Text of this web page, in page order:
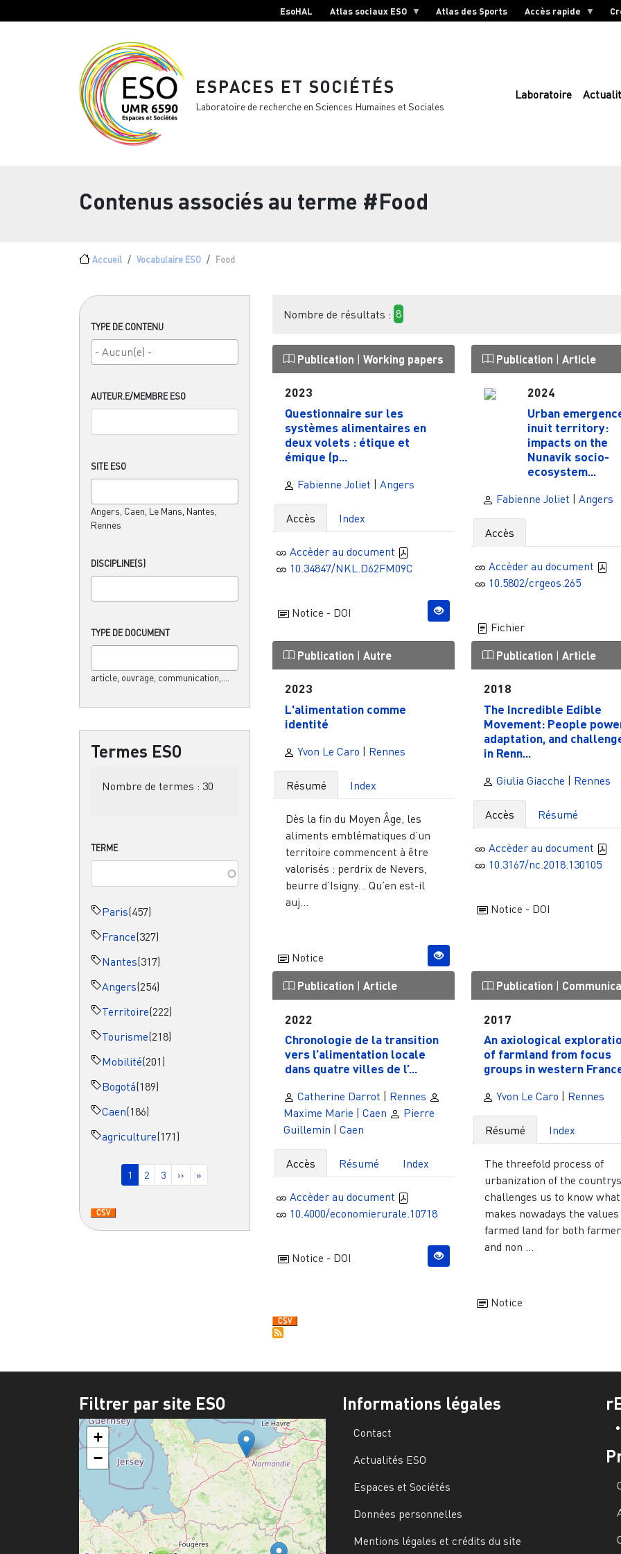
EsoHAL Atlas sociaux ESO Atlas des Sports Accès rapide
ESPACES ET SOCIÉTÉS
Laboratoire de recherche en Sciences Humaines et Sociales
Laboratoire
Contenus associés au terme #Food
Fil d'Ariane
Accueil Vocabulaire ESO Food
TYPE DE CONTENU
AUTEUR.E/MEMBRE ESO
SITE ESO
Angers, Caen, Le Mans, Nantes,
Rennes
DISCIPLINE(S)
TYPE DE DOCUMENT
article, ouvrage, communication,....
Termes ESO
Nombre de termes : 30
TERME
Paris(457)
France(327)
Nantes(317)
Angers(254)
Territoire(222)
Tourisme(218)
Mobilité(201)
Bogotá(189)
Caen(186)
agriculture(171)
Pagination
Page courante
1 Page
2 Page
3 Page suivante
›› Dernière page
»
Nombre de résultats : 8
Publication | Working papers
2023
Questionnaire sur les
systèmes alimentaires en
deux volets : étique et
émique (p...
Fabienne Joliet | Angers
Accès Index
Accèder au document
10.34847/NKL.D62FM09C
Notice - DOI
Publication | Article
2024
Urban
inuit territory:
impacts on the
Nunavik socio-
ecosystem...
Fabienne Joliet | Angers
Accès
Accèder au document
10.5802/crgeos.265
Fichier
Publication | Autre
2023
L'alimentation comme
identité
Yvon Le Caro | Rennes
Résumé Index
Dès la fin du Moyen Âge, les
aliments emblématiques d’un
territoire commencent à être
valorisés : perdrix de Nevers,
beurre d’Isigny… Qu’en est-il
auj...
Notice
Publication | Article
2018
The Incredible Edible
Movement: People
adaptation, and
in Renn...
Giulia Giacche | Rennes
Accès Résumé
Accèder au document
10.3167/nc.2018.130105
Notice - DOI
Publication | Article
2022
Chronologie de la transition
vers l’alimentation locale
dans quatre villes de l’...
Catherine Darrot
Rennes
Maxime Marie
Caen
Pierre
Guillemin
Caen
Accès Résumé Index
Accèder au document
10.4000/economierurale.10718
Notice - DOI
Publication |
2017
An axiological
of farmland from focus
groups in western
Yvon Le Caro Rennes
Résumé Index
The threefold process of
urbanization of the
challenges us to know what
makes nowadays the
farmed land for both
and non ...
Notice
Filtrer par site ESO
+
−
Informations légales
Contact
Actualités ESO
Espaces et Sociétés
Données personnelles
Mentions légales et crédits du site